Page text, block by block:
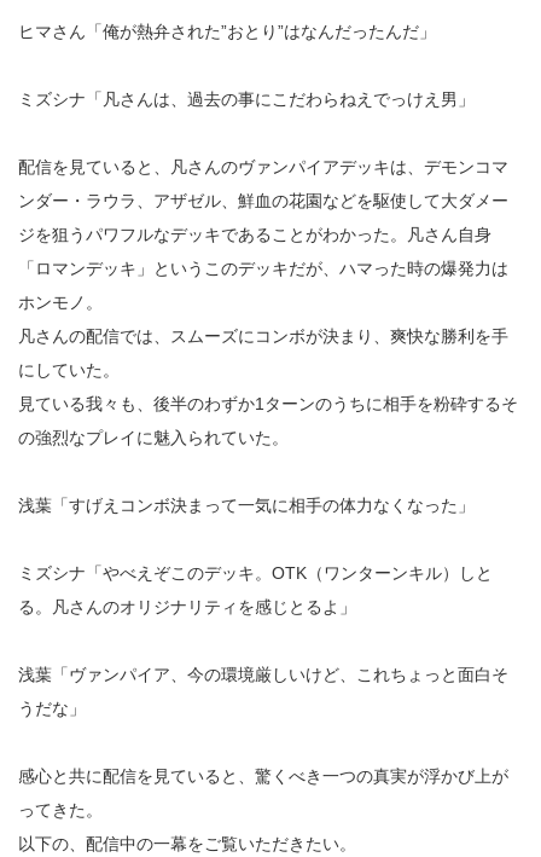
ヒマさん「俺が熱弁された”おとり”はなんだったんだ」
ミズシナ「凡さんは、過去の事にこだわらねえでっけえ男」
配信を見ていると、凡さんのヴァンパイアデッキは、デモンコマ
ンダー・ラウラ、アザゼル、鮮血の花園などを駆使して大ダメー
ジを狙うパワフルなデッキであることがわかった。凡さん自身
「ロマンデッキ」というこのデッキだが、ハマった時の爆発力は
ホンモノ。
凡さんの配信では、スムーズにコンボが決まり、爽快な勝利を手
にしていた。
見ている我々も、後半のわずか1ターンのうちに相手を粉砕するそ
の強烈なプレイに魅入られていた。
浅葉「すげえコンボ決まって一気に相手の体力なくなった」
ミズシナ「やべえぞこのデッキ。OTK（ワンターンキル）しと
る。凡さんのオリジナリティを感じとるよ」
浅葉「ヴァンパイア、今の環境厳しいけど、これちょっと面白そ
うだな」
感心と共に配信を見ていると、驚くべき一つの真実が浮かび上が
ってきた。
以下の、配信中の一幕をご覧いただきたい。